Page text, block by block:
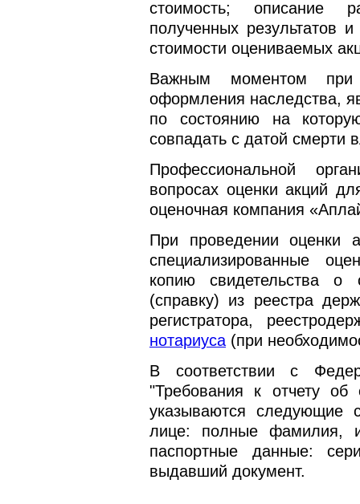
стоимость; описание
полученных результатов
стоимости оцениваемых
Важным моментом при
оформления наследства,
по состоянию на
совпадать с датой смерти
Профессиональной
вопросах оценки акций
оценочная компания
При проведении оценки
специализированные
копию свидетельства о
(справку) из реестра
регистратора,
нотариуса (при
В соответствии с
"Требования к отчету
указываются следующие
лице: полные фамилия,
паспортные данные:
выдавший документ.